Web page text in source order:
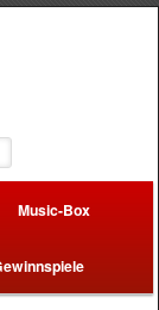
Music-Box